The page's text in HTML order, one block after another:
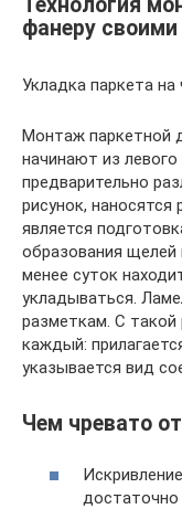
фанеру
Укладка паркета
Монтаж паркетной
начинают из
предварительно
рисунок,
является
образования
менее суток
укладываться.
разметкам. С
каждый:
указывается вид
Чем чревато